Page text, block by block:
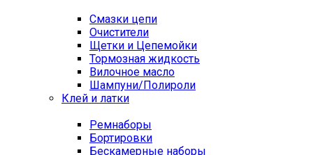
Смазки цепи
Очистители
Щетки и Цепемойки
Тормозная жидкость
Вилочное масло
Шампуни/Полироли
Клей и латки
Ремнаборы
Бортировки
Бескамерные наборы